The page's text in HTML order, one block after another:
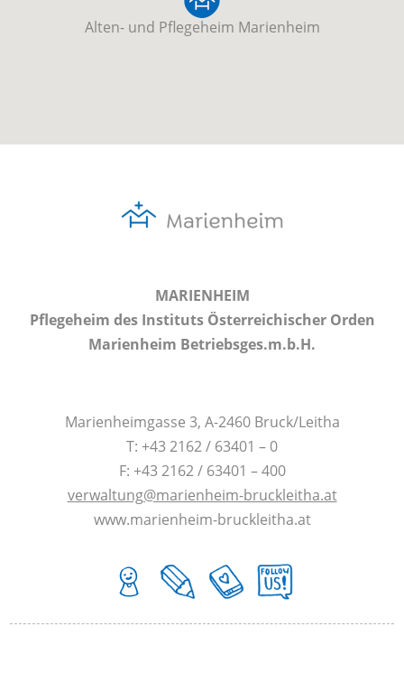
Alten- und Pflegeheim Marienheim
MARIENHEIM
Pflegeheim des Instituts Österreichischer Orden
Marienheim Betriebsges.m.b.H.
Marienheimgasse 3, A-2460 Bruck/Leitha
T: +43 2162 / 63401 – 0
F: +43 2162 / 63401 – 400
verwaltung@marienheim-bruckleitha.at
www.marienheim-bruckleitha.at